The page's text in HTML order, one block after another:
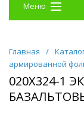
Меню
Главная /
армированной
020Х324-1